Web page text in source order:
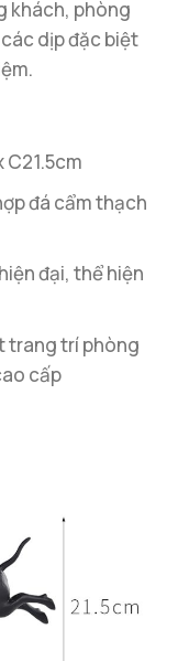
khách, phòng
dịp đặc biệt
C21.5cm
đá cẩm thạch
đại, thể hiện
trang trí phòng
cấp